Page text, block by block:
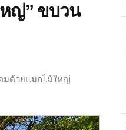
หญ่” ขบวน
มด้วยแมกไม้ใหญ่